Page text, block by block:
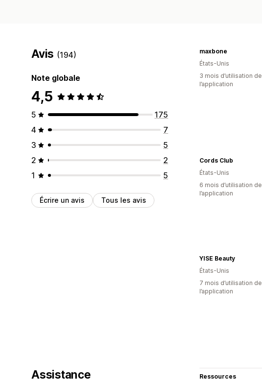
Avis (194)
Note globale
4,5
5
175
4
7
3
5
2
2
1
5
Écrire un avis Tous les avis
maxbone
États-Unis
3 mois d’utilisation de
l’application
Cords Club
États-Unis
6 mois d’utilisation de
l’application
YISE Beauty
États-Unis
7 mois d’utilisation de
l’application
Assistance Ressources